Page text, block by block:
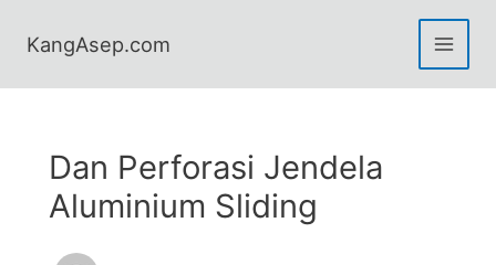
KangAsep.com
Dan Perforasi Jendela
Aluminium Sliding